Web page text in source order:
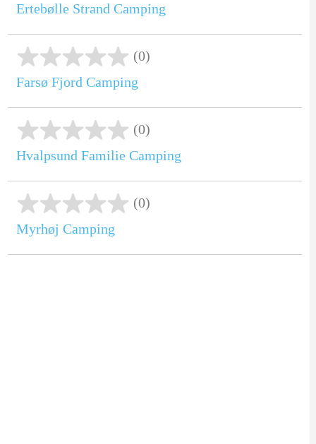
Ertebølle Strand Camping
(0)
Farsø Fjord Camping
(0)
Hvalpsund Familie Camping
(0)
Myrhøj Camping